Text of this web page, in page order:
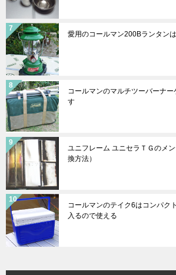
愛用のコールマン200Bランタン
コールマンのマルチツーバーナ
す
ユニフレーム ユニセラＴＧのメ
換方法）
コールマンのテイク6はコンパク
入るので使える